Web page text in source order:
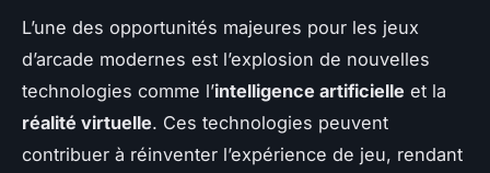
L’une des opportunités majeures pour les jeux
d’arcade modernes est l’explosion de nouvelles
technologies comme l’intelligence artificielle et la
réalité virtuelle. Ces technologies peuvent
contribuer à réinventer l’expérience de jeu, rendant